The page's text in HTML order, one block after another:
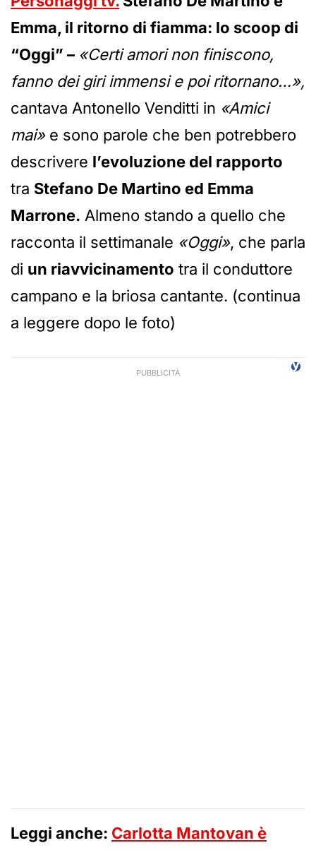
Emma, il ritorno di fiamma: lo scoop di
“Oggi” – «Certi amori non finiscono,
fanno dei giri immensi e poi ritornano…»,
cantava Antonello Venditti in «Amici
mai»e sono parole che ben potrebbero
descrivere l’evoluzione del rapporto
tra Stefano De Martino ed Emma
Marrone. Almeno stando a quello che
racconta il settimanale «Oggi», che parla
di un riavvicinamento tra il conduttore
campano e la briosa cantante. (continua
a leggere dopo le foto)
Leggi anche: Carlotta Mantovan è